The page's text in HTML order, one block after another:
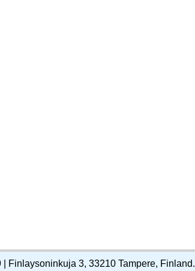
Finlaysoninkuja 3, 33210 Tampere, Finland.